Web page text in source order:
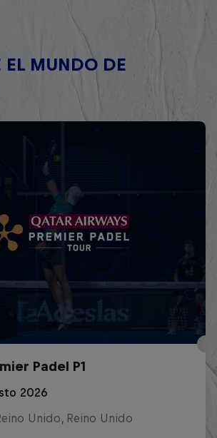
EL MUNDO DE
Padel P1
2026
Unido, Reino Unido